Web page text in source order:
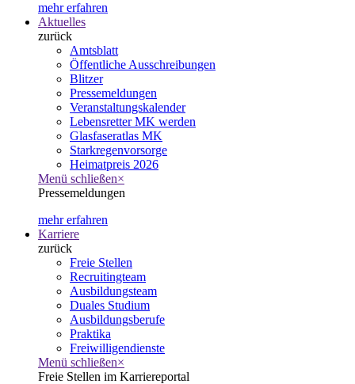
mehr erfahren
Aktuelles
zurück
Amtsblatt
Öffentliche Ausschreibungen
Blitzer
Pressemeldungen
Veranstaltungskalender
Lebensretter MK werden
Glasfaseratlas MK
Starkregenvorsorge
Heimatpreis 2026
Menü schließen×
Pressemeldungen
mehr erfahren
Karriere
zurück
Freie Stellen
Recruitingteam
Ausbildungsteam
Duales Studium
Ausbildungsberufe
Praktika
Freiwilligendienste
Menü schließen×
Freie Stellen im Karriereportal